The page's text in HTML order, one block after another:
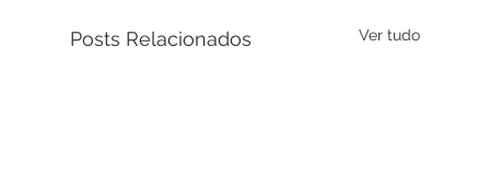
Posts Relacionados Ver tudo